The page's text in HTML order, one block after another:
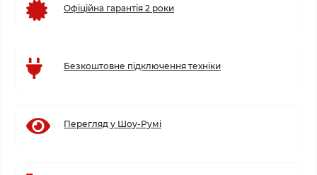
Офіційна гарантія 2 роки
Безкоштовне підключення техніки
Перегляд у Шоу-Румі